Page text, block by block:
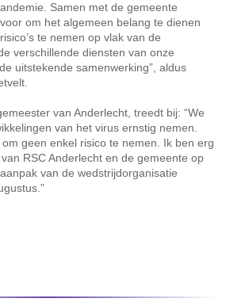
Samen met de gemeente
om het algemeen belang te dienen
te nemen op vlak van de
verschillende diensten van onze
uitstekende samenwerking”, aldus
van Anderlecht, treedt bij: “We
van het virus ernstig nemen.
geen enkel risico te nemen. Ik ben erg
RSC Anderlecht en de gemeente op
van de wedstrijdorganisatie